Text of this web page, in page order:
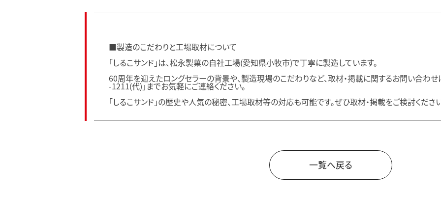
■製造のこだわりと工場取材について
「しるこサンド」は、松永製菓の自社工場(愛知県小牧市)で丁寧に製造しています。
60周年を迎えたロングセラーの背景や、製造現場のこだわりなど、取材・掲載に関するお問い合わ
-1211(代)」までお気軽にご連絡ください。
「しるこサンド」の歴史や人気の秘密、工場取材等の対応も可能です。ぜひ取材・掲載をご検討ください
一覧へ戻る